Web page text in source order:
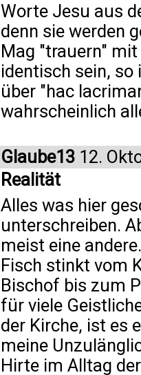
Worte Jesu aus
denn sie werden
Mag "trauern"
identisch sein, so
über "hac
wahrscheinlich
Glaube13 12.
Realität
Alles was hier
unterschreiben.
meist eine
Fisch stinkt vom
Bischof bis zum
für viele
der Kirche, ist es
meine
Hirte im Alltag